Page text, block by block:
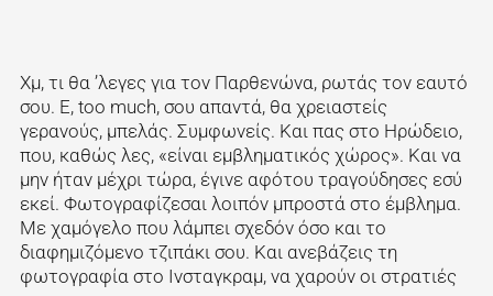
Χμ, τι θα ’λεγες για τον Παρθενώνα, ρωτάς τον εαυτό
σου. Ε, too much, σου απαντά, θα χρειαστείς
γερανούς, μπελάς. Συμφωνείς. Και πας στο Ηρώδειο,
που, καθώς λες, «είναι εμβληματικός χώρος». Και να
μην ήταν μέχρι τώρα, έγινε αφότου τραγούδησες εσύ
εκεί. Φωτογραφίζεσαι λοιπόν μπροστά στο έμβλημα.
Με χαμόγελο που λάμπει σχεδόν όσο και το
διαφημιζόμενο τζιπάκι σου. Και ανεβάζεις τη
φωτογραφία στο Ινσταγκραμ, να χαρούν οι στρατιές